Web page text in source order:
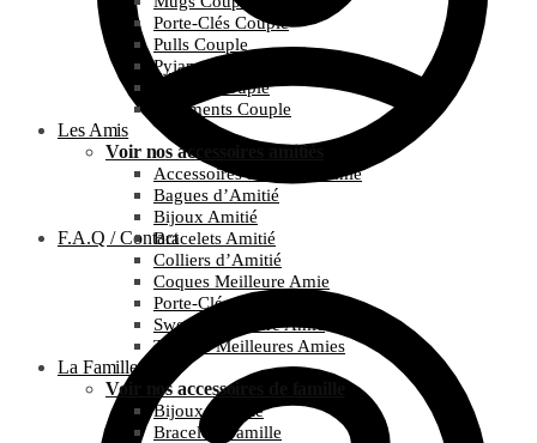
F.A.Q / Contact
Porte-Clés Couple
Pulls Couple
Pyjamas Couple
T-Shirts Couple
Vêtements Couple
Les Amis
Voir nos accessoires amitiés
Accessoires Meilleure Amie
Bagues d’Amitié
Bijoux Amitié
Bracelets Amitié
Colliers d’Amitié
Coques Meilleure Amie
Porte-Clés Amitié
Sweats Meilleure Amie
T-Shirts Meilleures Amies
La Famille
Voir nos accessoires de famille
Bijoux Famille
Bracelets Famille